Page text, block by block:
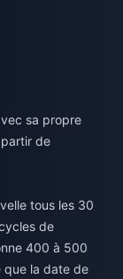
sa propre
de
tous les 30
de
400 à 500
que la date de